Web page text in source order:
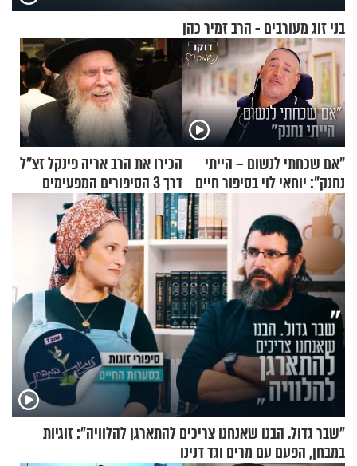
בני זוג מעורבים - הרב זמיר כהן
"אם שכחתי לנשום – הייתי
נחנק": יוחאי לוי בסיפור חיים
מעורר השראה
הכירו את הרב אריה פינקל זצ"ל
דרך 3 הסיפורים המפעימים
האלה
"שבר גדול. הבנו שאנחנו צריכים להתארגן להלוויה": זוגיות
במבחן, הפעם עם מרים וגד דנינו